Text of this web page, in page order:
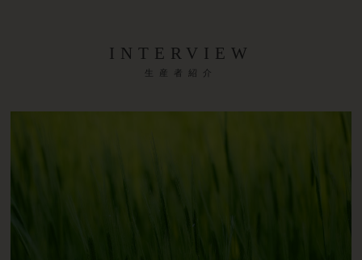
INTERVIEW
生産者紹介